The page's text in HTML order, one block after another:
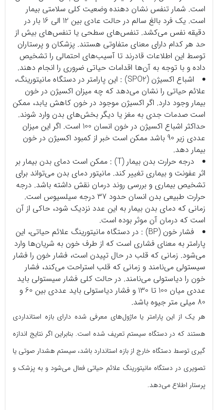
است. شمار تنفس نشان دهنده وضعیت کلی سلامتی بیمار
است. یک فرد بالغ سالم در حالت عادی بین 12 الی 16 بار در
دقیقه نفس می‌کشد. تنفس‌های سطحی یا تنفس‌های بیش از
حد هر کدام دارای معنای متفاوتی هستند. پزشکان و پرستاران
توسط این اطلاعات قادرند تا آسیب‌های احتمالی را تشخیص
داده و با توجه به آن‌ها اقدامات حیاتی ضروری را انجام دهند.
اشباع اکسیژن (SPO2) : این پارامتر در دستگاه مانیتورینگ،
علائم حیاتی را نشان می‌دهد که چه میزان اکسیژن در خون
بیمار وجود دارد. اگر اکسیژن موجود در خون کاهش یابد، ممکن
است صدمات جدی به مغز یا دیگر بخش‌های بدن وارد شوند.
حداکثر اشباع اکسیژن در خون انسان 100 است. اگر این میزان
عددی زیر 90 باشد ممکن است خبر از کمبود اکسیژن در خون
بیمار دهد.
درجه حرارت بدن بیمار (T) : ممکن است دمای بدن بیمار بر
اثر عفونت و بیماری تغییر کند. مانیتور دمای بدن می‌تواند برای
تشخیص بیماری و بررسی روند درمان نقش داشته باشد. درجه
حرارت طبیعی بدن انسان حدود 37 درجه سیلسیوس است.
زمانی که دمای بدن بیمار به این عدد نزدیک شود، حاکی از آن
است که درمان آن موثر بوده است.
فشار خون (BP) : در دستگاه مانیتورینگ علائم حیاتی، این
پارامتر به معنای فشاری است که از طرف خون به شریان‌ها وارد
می‌شود. زمانی که قلب در حال تپیدن است، فشار خون را فشار
سیستولی می‌نامند و زمانی که قلب استراحت می‌کند، فشار
خون را دیاستولی می‌نامند. در حالت کلی فشار سیستولی باید
عددی میان 100 تا 130 و فشار دیاستولی باید عددی بین 60 و
80 میلی متر جیوه باشد.
هر یک از این پارامتر یا ماژول‌های معرفی شده دارای بازه استانداردی
هستند که در دستگاه سیستم تعریف شده است. بنابراین اگر نتایج اندازه
گیری توسط دستگاه خارج از بازه استاندارد باشد، سیستم هشدار صوتی یا
تصویری در دستگاه مانیتورینگ علائم حیاتی فعال می‌شود و به پزشک و
پرستار اطلاع می‌دهد.